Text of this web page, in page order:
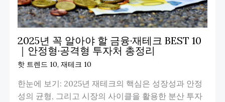
2025년 꼭 알아야 할 금융·재테크 BEST 10
｜안정형·공격형 투자처 총정리
핫 트렌드 10, 재테크 10
한눈에 보기: 2025년 재테크의 핵심은 성장성과 안정
성의 균형, 그리고 시장의 사이클을 활용한 분산 투자